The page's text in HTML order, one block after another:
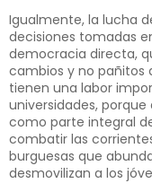
Igualmente, la lucha
decisiones tomadas
democracia directa,
cambios y no pañitos
tienen una labor
universidades,
como parte integral
combatir las
burguesas que
desmovilizan a los